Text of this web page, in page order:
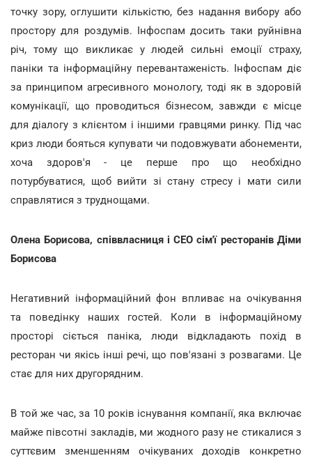
точку зору, оглушити кількістю, без надання вибору або
простору для роздумів. Інфоспам досить таки руйнівна
річ, тому що викликає у людей сильні емоції страху,
паніки та інформаційну перевантаженість. Інфоспам діє
за принципом агресивного монологу, тоді як в здоровій
комунікації, що проводиться бізнесом, завжди є місце
для діалогу з клієнтом і іншими гравцями ринку. Під час
криз люди бояться купувати чи подовжувати абонементи,
хоча здоров'я - це перше про що необхідно
потурбуватися, щоб вийти зі стану стресу і мати сили
справлятися з труднощами.
Олена Борисова, співвласниця і СЕО сім'ї ресторанів Діми
Борисова
Негативний інформаційний фон впливає на очікування
та поведінку наших гостей. Коли в інформаційному
просторі сіється паніка, люди відкладають похід в
ресторан чи якісь інші речі, що пов'язані з розвагами. Це
стає для них другорядним.
В той же час, за 10 років існування компанії, яка включає
майже півсотні закладів, ми жодного разу не стикалися з
суттєвим зменшенням очікуваних доходів конкретно